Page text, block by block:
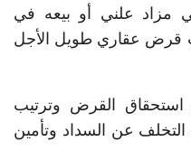
مزاد علني أو بيعه في
قرض عقاري طويل الأجل
القرض وترتيب
عن السداد وتأمين